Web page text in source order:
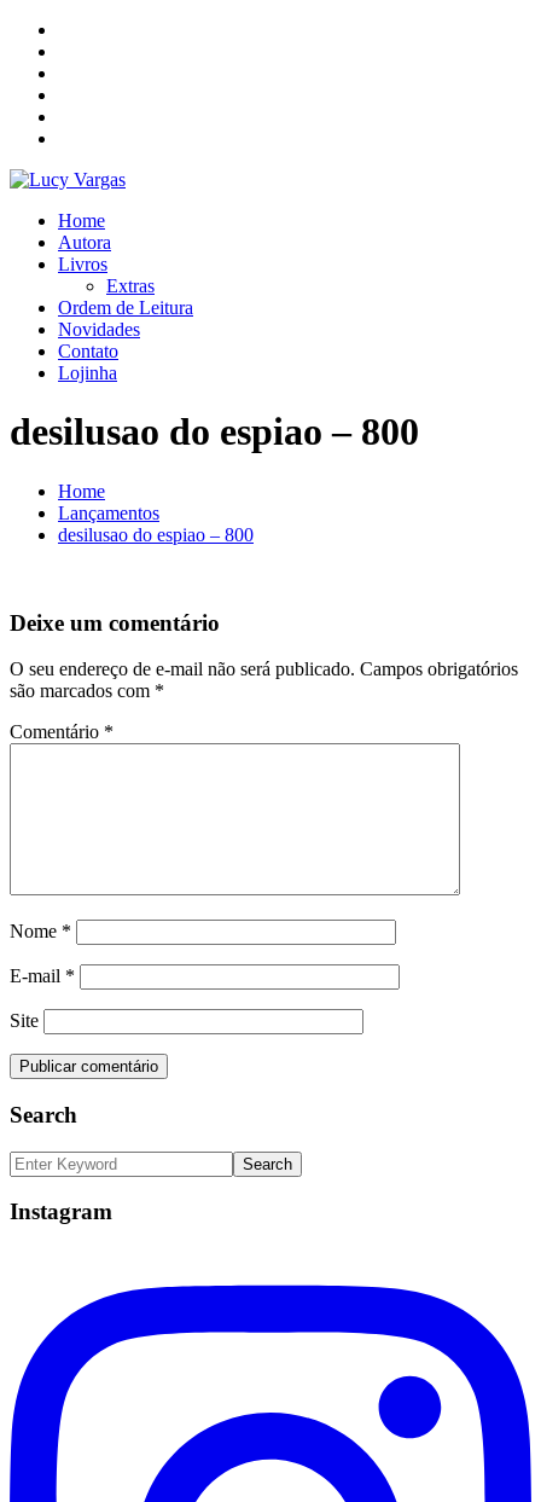
Skip
content
Home
Autora
Livros
Extras
Ordem de Leitura
Novidades
Contato
Lojinha
desilusao do espiao – 800
Home
Lançamentos
desilusao do espiao – 800
Deixe um comentário
O seu endereço de e-mail não será publicado. Campos obrigatórios
são marcados com *
Comentário *
Nome *
E-mail *
Site
Search
Instagram